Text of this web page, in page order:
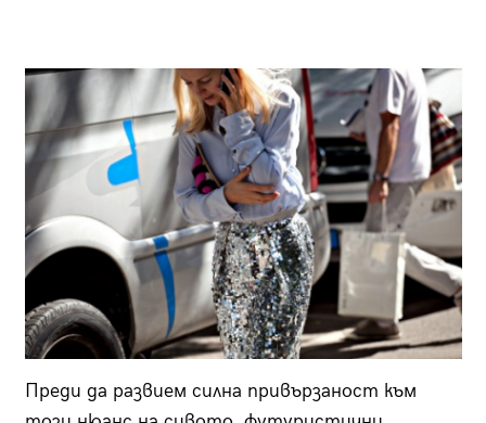
Преди да развием силна привързаност към